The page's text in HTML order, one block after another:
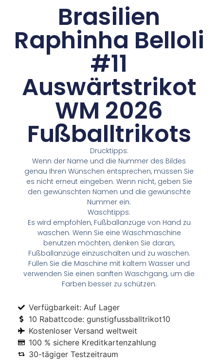
Brasilien
Raphinha Belloli
#11
Auswärtstrikot
WM 2026
Fußballtrikots
Drucktipps:
Wenn der Name und die Nummer des Bildes
genau Ihren Wünschen entsprechen, müssen Sie
es nicht erneut eingeben. Wenn nicht, geben Sie
den gewünschten Namen und die gewünschte
Nummer ein.
Waschtipps:
Es wird empfohlen, Fußballanzüge von Hand zu
waschen. Wenn Sie eine Waschmaschine
benutzen möchten, denken Sie daran,
Fußballanzüge einzuschalten und zu waschen.
Füllen Sie die Maschine mit kaltem Wasser und
verwenden Sie einen sanften Waschgang, um die
Farben besser zu schützen.
Verfügbarkeit: Auf Lager
10 Rabattcode: gunstigfussballtrikot10
Kostenloser Versand weltweit
100 % sichere Kreditkartenzahlung
30-tägiger Testzeitraum